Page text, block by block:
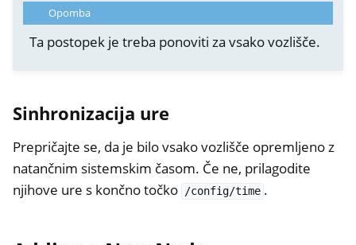
Opomba
Ta postopek je treba ponoviti za vsako vozlišče.
Sinhronizacija ure
Prepričajte se, da je bilo vsako vozlišče opremljeno z
natančnim sistemskim časom. Če ne, prilagodite
njihove ure s končno točko /config/time .